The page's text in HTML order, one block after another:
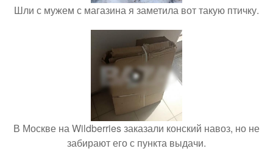
Шли с мужем с магазина я заметила вот такую птичку.
В Москве на Wildberries заказали конский навоз, но не
забирают его с пункта выдачи.